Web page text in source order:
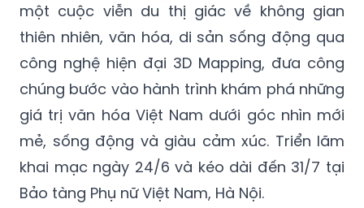
một cuộc viễn du thị giác về không gian
thiên nhiên, văn hóa, di sản sống động qua
công nghệ hiện đại 3D Mapping, đưa công
chúng bước vào hành trình khám phá những
giá trị văn hóa Việt Nam dưới góc nhìn mới
mẻ, sống động và giàu cảm xúc. Triển lãm
khai mạc ngày 24/6 và kéo dài đến 31/7 tại
Bảo tàng Phụ nữ Việt Nam, Hà Nội.